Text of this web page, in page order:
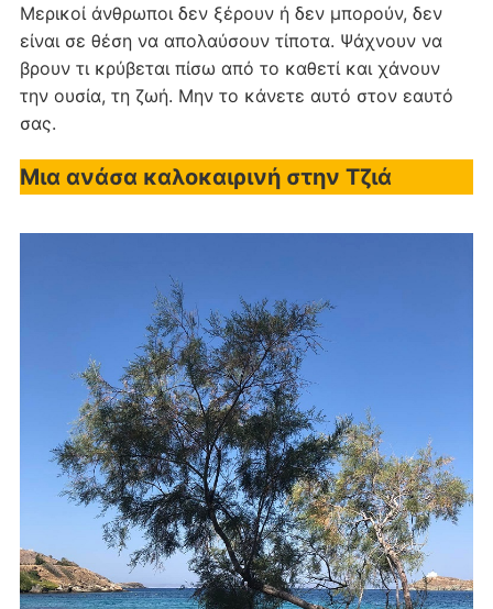
Μερικοί άνθρωποι δεν ξέρουν ή δεν μπορούν, δεν
είναι σε θέση να απολαύσουν τίποτα. Ψάχνουν να
βρουν τι κρύβεται πίσω από το καθετί και χάνουν
την ουσία, τη ζωή. Μην το κάνετε αυτό στον εαυτό
σας.
Μια ανάσα καλοκαιρινή στην Τζιά